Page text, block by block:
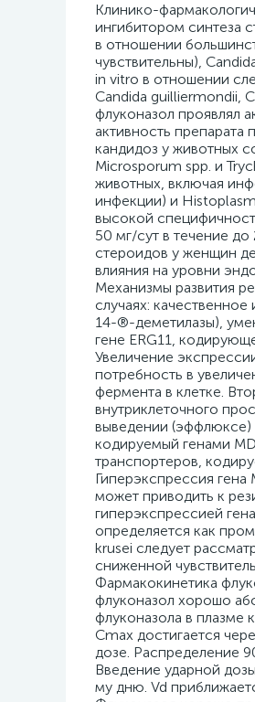
Клинико-
ингибитором синтеза
в отношении
чувствительны),
in vitro в отношении
Candida guilliermondii,
флуконазол проявлял
активность препарата
кандидоз у животных
Microsporum spp. и
животных, включая
инфекции) и
высокой
50 мг/сут в течение
стероидов у женщин
влияния на уровни
Механизмы развития
случаях:
14-®-деметилазы),
гене ERG11,
Увеличение
потребность в
фермента в клетке.
внутриклеточного
выведении (эффлюксе)
кодируемый генами
транспортеров,
Гиперэкспрессия гена
может приводить к
гиперэкспрессией
определяется как
krusei следует
сниженной
Фармакокинетика
флуконазол хорошо
флуконазола в
Cmax достигается
дозе. Распределение
Введение ударной
му дню. Vd